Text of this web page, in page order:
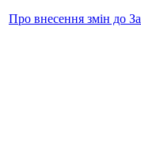
Про внесення змін до